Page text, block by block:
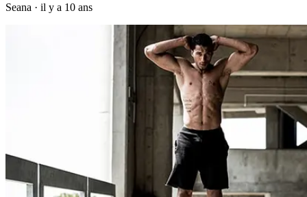
Seana · il y a 10 ans